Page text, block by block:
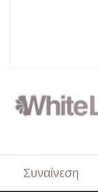
ΤΣΑΝΤΑ PUFFY
WHITELINE
Συναίνεση